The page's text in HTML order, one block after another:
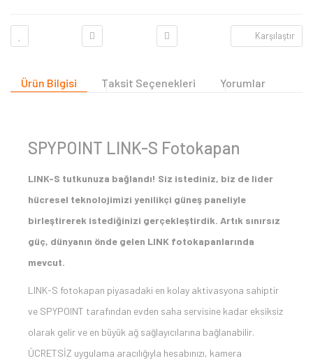
Karşılaştır
Ürün Bilgisi Taksit Seçenekleri Yorumlar
SPYPOINT LINK-S Fotokapan
LINK-S tutkunuza bağlandı! Siz istediniz, biz de lider
hücresel teknolojimizi yenilikçi güneş paneliyle
birleştirerek istediğinizi gerçekleştirdik. Artık sınırsız
güç, dünyanın önde gelen LINK fotokapanlarında
mevcut.
LINK-S fotokapan piyasadaki en kolay aktivasyona sahiptir
ve SPYPOINT tarafından evden saha servisine kadar eksiksiz
olarak gelir ve en büyük ağ sağlayıcılarına bağlanabilir.
ÜCRETSİZ uygulama aracılığıyla hesabınızı, kamera